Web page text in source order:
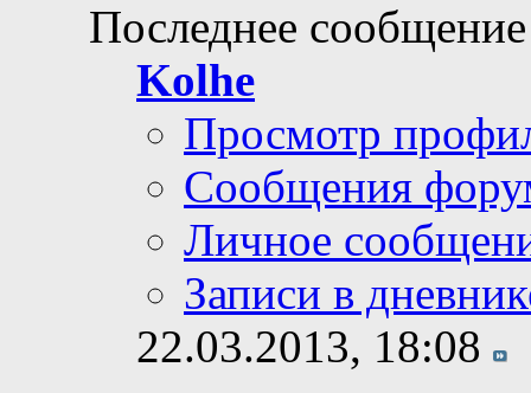
Последнее
Kolhe
Просмотр
Сообщения
Личное
Записи в
22.03.2013, 18:08